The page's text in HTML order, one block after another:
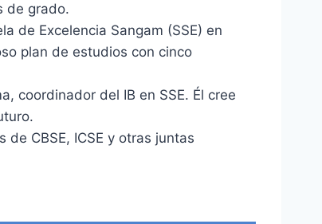
de grado.
de Excelencia Sangam (SSE) en
plan de estudios con cinco
coordinador del IB en SSE. Él cree
CBSE, ICSE y otras juntas